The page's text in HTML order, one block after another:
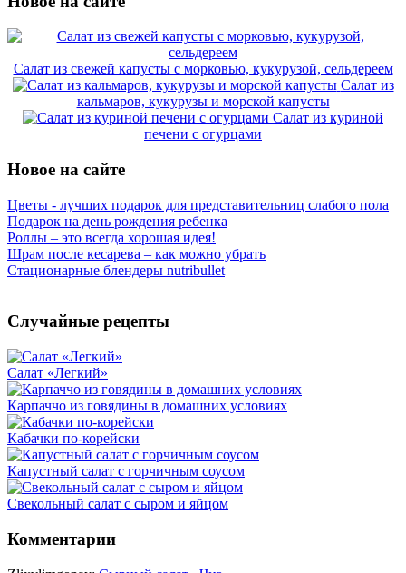
Салат из свежей капусты с морковью, кукурузой, сельдереем
Салат из
кальмаров, кукурузы и морской капусты
Салат из куриной
печени с огурцами
Новое на сайте
Цветы - лучших подарок для представительниц слабого пола
Подарок на день рождения ребенка
Роллы – это всегда хорошая идея!
Шрам после кесарева – как можно убрать
Стационарные блендеры nutribullet
Случайные рецепты
Салат «Легкий»
Карпаччо из говядины в домашних условиях
Кабачки по-корейски
Капустный салат с горчичным соусом
Свекольный салат с сыром и яйцом
Комментарии